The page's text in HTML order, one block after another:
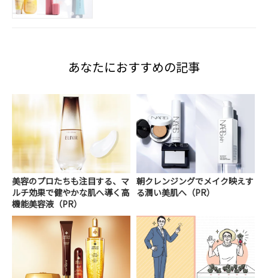
あなたにおすすめの記事
美容のプロたちも注目する、マ
ルチ効果で健やかな肌へ導く高
機能美容液（PR）
朝クレンジングでメイク映えす
る潤い美肌へ（PR）